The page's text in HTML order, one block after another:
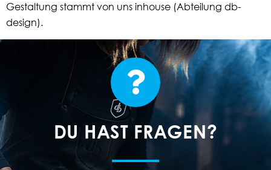
Gestaltung stammt von uns inhouse (Abteilung db-
design).
DU HAST FRAGEN?